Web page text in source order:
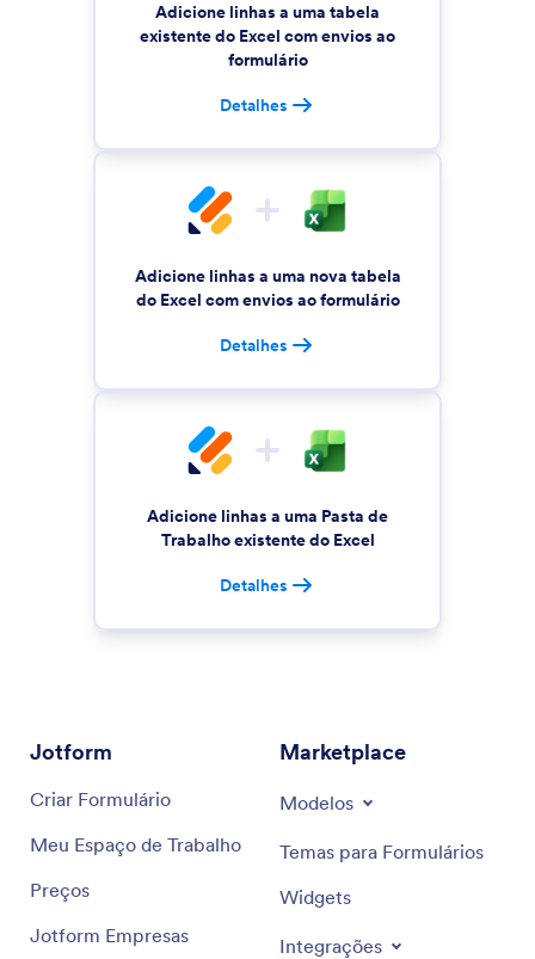
Adicione linhas a uma tabela
existente do Excel com envios ao
formulário
Detalhes
Adicione linhas a uma nova tabela
do Excel com envios ao formulário
Detalhes
Adicione linhas a uma Pasta de
Trabalho existente do Excel
Detalhes
Jotform
Criar Formulário
Meu Espaço de Trabalho
Preços
Jotform Empresas
Marketplace
Modelos
Temas para Formulários
Widgets
Integrações